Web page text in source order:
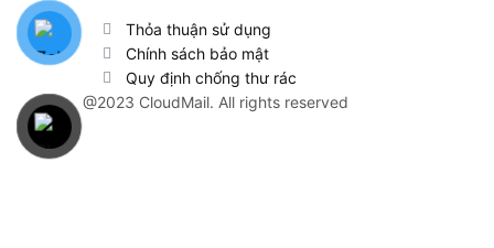
@2023 CloudMail. All rights reserved
Thỏa thuận sử dụng
Chính sách bảo mật
Quy định chống thư rác